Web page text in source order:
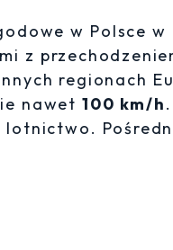
w Polsce
z
regionach
nawet100 km/h
lotnictwo.